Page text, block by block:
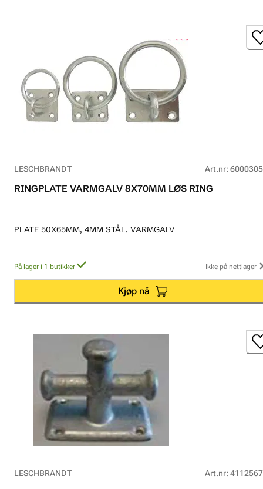
LESCHBRANDT Art.nr:
RINGPLATE VARMGALV 8X70MM LØS RING
PLATE 50X65MM, 4MM STÅL. VARMGALV
På lager i 1 butikker Ikke på nettlager
Kjøp nå
LESCHBRANDT Art.nr: